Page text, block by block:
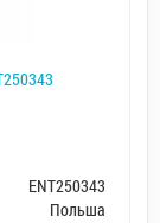
ENT250343
Польша